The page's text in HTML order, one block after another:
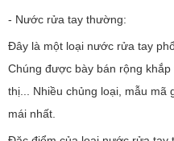
- Nước rửa tay thường:
Đây là một loại nước rửa tay
Chúng được bày bán rộng
thị... Nhiều chủng loại, mẫu mã
mái nhất.